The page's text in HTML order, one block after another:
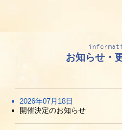
お知らせ・
2026年07月18日
開催決定のお知らせ